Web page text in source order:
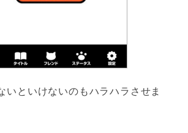
いといけないのもハラハラさせま